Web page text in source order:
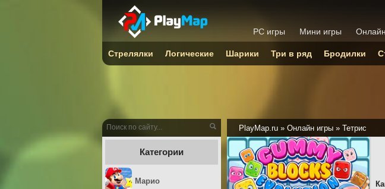
PlayMap.ru » Онлайн игры » Тетрис
Категории
Марио
PC игры Мини игры
Стрелялки Логические Шарики Три в ряд Бродилки